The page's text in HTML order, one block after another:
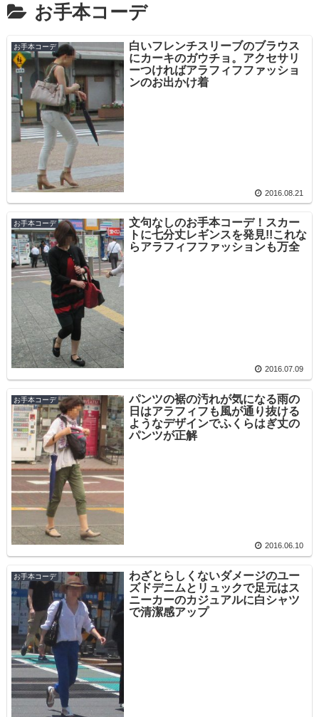
お手本コーデ
お手本コーデ
白いフレンチスリーブのブラウス
にカーキのガウチョ。アクセサリ
ーつければアラフィフファッショ
ンのお出かけ着
2016.08.21
お手本コーデ
文句なしのお手本コーデ！スカー
トに七分丈レギンスを発見!!これな
らアラフィフファッションも万全
2016.07.09
お手本コーデ
パンツの裾の汚れが気になる雨の
日はアラフィフも風が通り抜ける
ようなデザインでふくらはぎ丈の
パンツが正解
2016.06.10
お手本コーデ
わざとらしくないダメージのユー
ズドデニムとリュックで足元はス
ニーカーのカジュアルに白シャツ
で清潔感アップ